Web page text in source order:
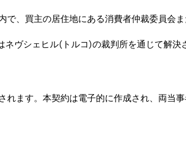
、買主の居住地にある消費者仲裁委員会
ヴシェヒル(トルコ)の裁判所を通じて解決
ます。本契約は電子的に作成され、両当事